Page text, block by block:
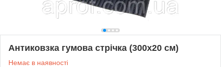
Антиковзка гумова стрічка (300х20 см)
Немає в наявності